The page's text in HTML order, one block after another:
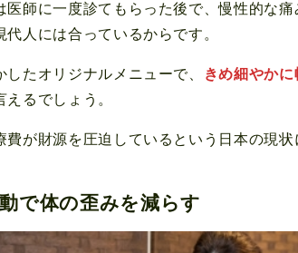
医師に一度診てもらった後で、慢性的な
人には合っているからです。
たオリジナルメニューで、
きめ細やか
えるでしょう。
費が財源を圧迫しているという日本の現
で体の歪みを減らす